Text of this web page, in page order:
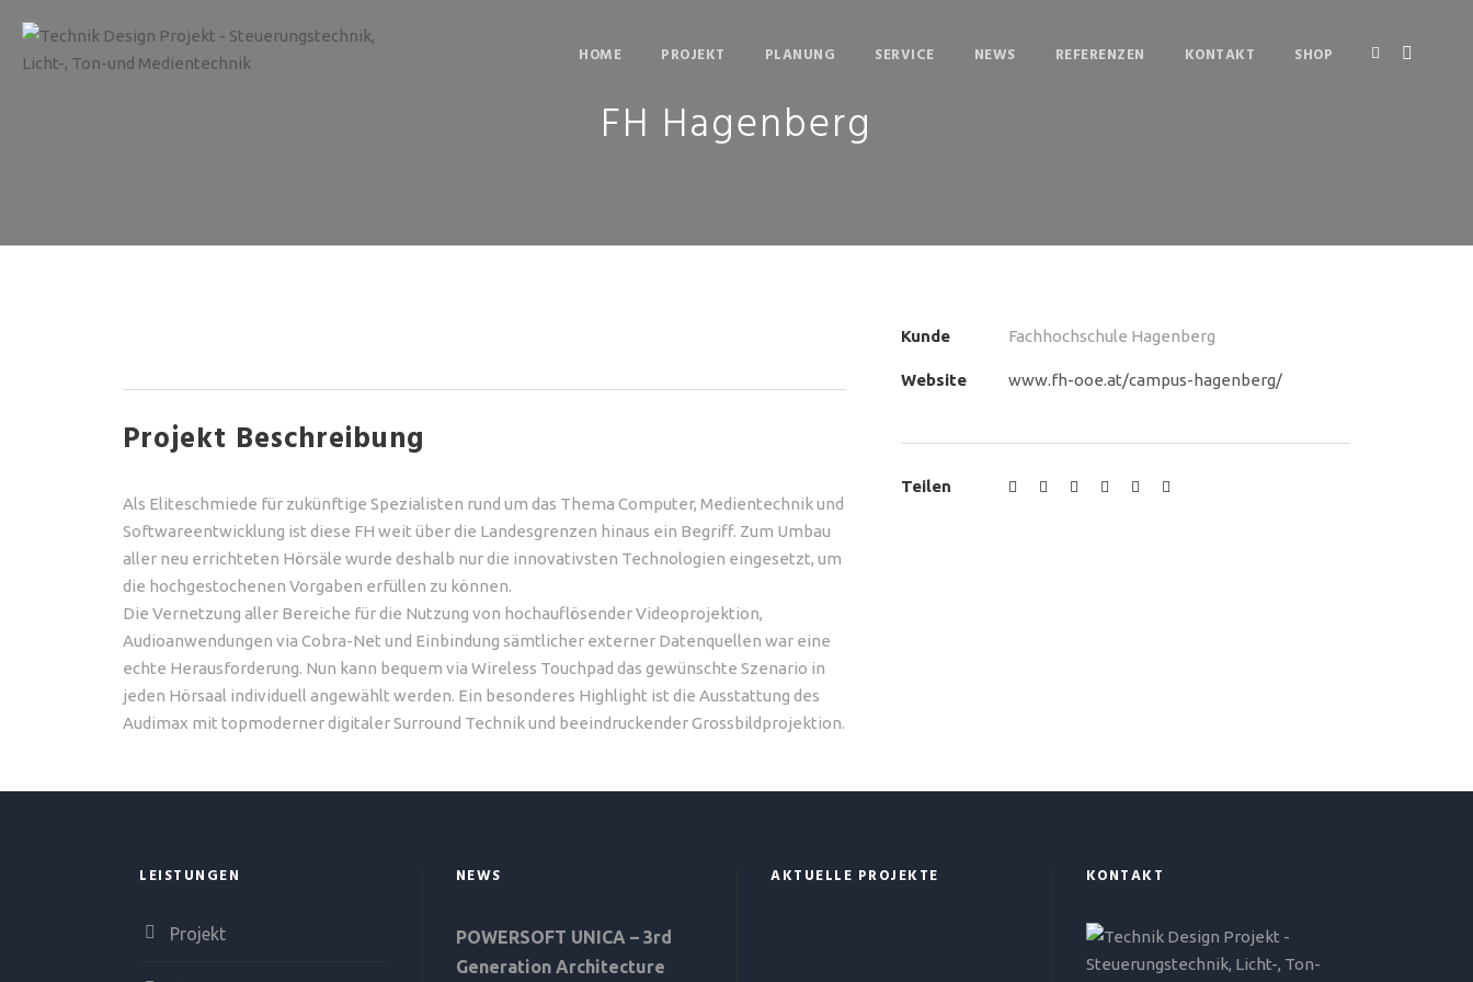
HOME PROJEKT PLANUNG SERVICE NEWS REFERENZEN KONTAKT SHOP
FH Hagenberg
Projekt Beschreibung
Als Eliteschmiede für zukünftige Spezialisten rund um das Thema Computer, Medientechnik und
Softwareentwicklung ist diese FH weit über die Landesgrenzen hinaus ein Begriff. Zum Umbau
aller neu errichteten Hörsäle wurde deshalb nur die innovativsten Technologien eingesetzt, um
die hochgestochenen Vorgaben erfüllen zu können.
Die Vernetzung aller Bereiche für die Nutzung von hochauflösender Videoprojektion,
Audioanwendungen via Cobra-Net und Einbindung sämtlicher externer Datenquellen war eine
echte Herausforderung. Nun kann bequem via Wireless Touchpad das gewünschte Szenario in
jeden Hörsaal individuell angewählt werden. Ein besonderes Highlight ist die Ausstattung des
Audimax mit topmoderner digitaler Surround Technik und beeindruckender Grossbildprojektion.
Kunde Fachhochschule Hagenberg
Website www.fh-ooe.at/campus-hagenberg/
Teilen
LEISTUNGEN
Projekt
NEWS
POWERSOFT UNICA – 3rd
Generation Architecture
AKTUELLE PROJEKTE KONTAKT